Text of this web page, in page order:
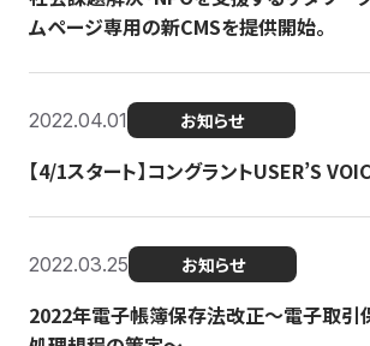
ムページ専用の新CMSを提供開始。
2022.04.01 お知らせ
【4/1スタート】コングラントUSER’S
2022.03.25 お知らせ
2022年電子帳簿保存法改正～電子取引